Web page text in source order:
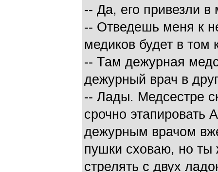
-- Да, его привезли в
-- Отведешь меня к
медиков будет в том
-- Там дежурная
дежурный врач в
-- Лады. Медсестре
срочно этапировать
дежурным врачом
пушки сховаю, но
стрелять с двух